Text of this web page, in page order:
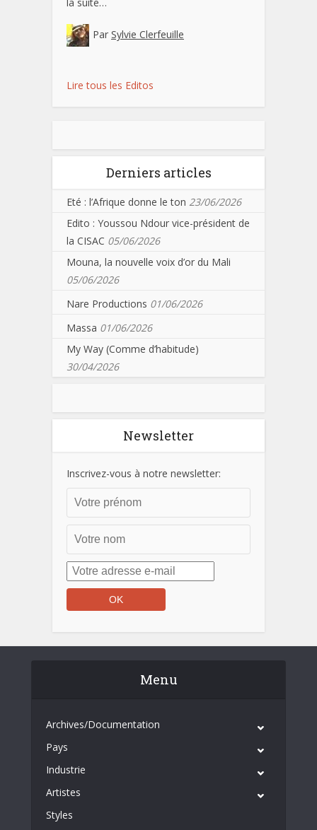
la suite…
Par Sylvie Clerfeuille
Lire tous les Editos
Derniers articles
Eté : l’Afrique donne le ton 23/06/2026
Edito : Youssou Ndour vice-président de
la CISAC 05/06/2026
Mouna, la nouvelle voix d’or du Mali
05/06/2026
Nare Productions 01/06/2026
Massa 01/06/2026
My Way (Comme d’habitude)
30/04/2026
Newsletter
Inscrivez-vous à notre newsletter:
Menu
Archives/Documentation
Pays
Industrie
Artistes
Styles